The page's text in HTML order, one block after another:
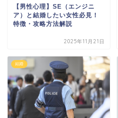
【男性心理】SE（エンジニ
ア）と結婚したい女性必見！
特徴・攻略方法解説
2025年11月21日
結婚